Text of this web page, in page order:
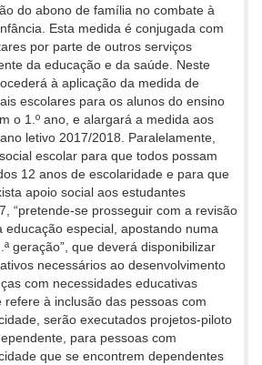
do abono de família no combate à
Esta medida é conjugada com
por parte de outros serviços
da educação e da saúde. Neste
à aplicação da medida de
escolares para os alunos do ensino
o 1.º ano, e alargará a medida aos
letivo 2017/2018. Paralelamente,
escolar para que todos possam
12 anos de escolaridade e para que
apoio social aos estudantes
“pretende-se prosseguir com a revisão
educação especial, apostando numa
geração”, que deverá disponibilizar
necessários ao desenvolvimento
com necessidades educativas
refere à inclusão das pessoas com
serão executados projetos-piloto
para pessoas com
que se encontrem dependentes